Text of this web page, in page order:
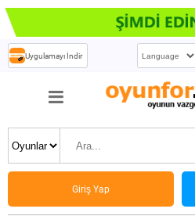
Uygulamayı İndir
Giriş Yap